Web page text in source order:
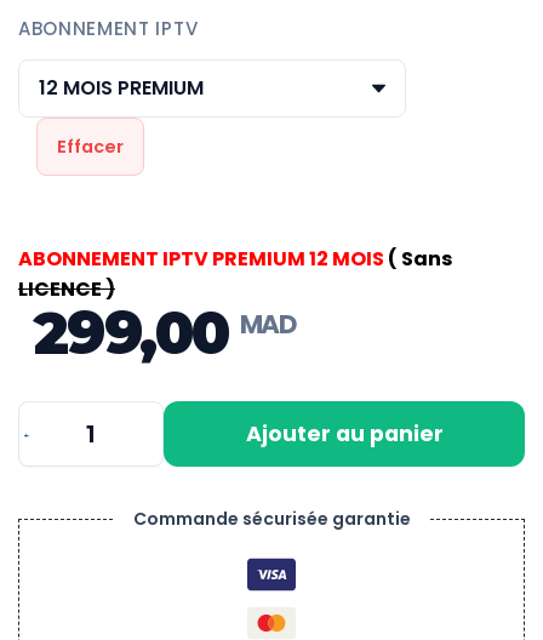
ABONNEMENT IPTV
Effacer
ABONNEMENT IPTV PREMIUM 12 MOIS ( Sans
LICENCE )
299,00
quantité
IPTV
Ajouter au panier
Commande sécurisée garantie